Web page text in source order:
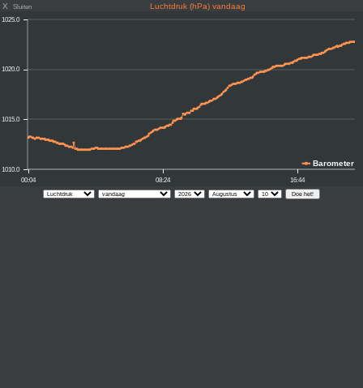
X Sluiten Luchtdruk (hPa) vandaag